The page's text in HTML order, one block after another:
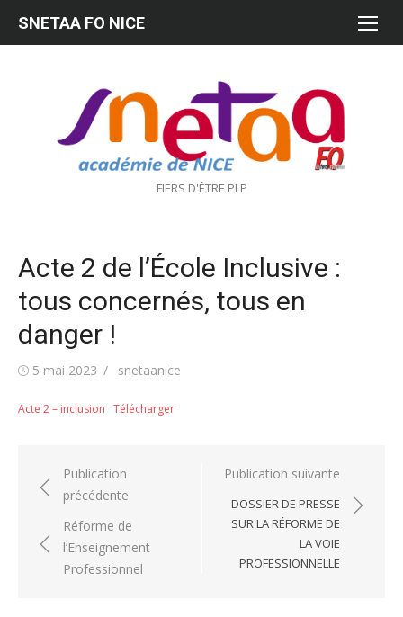
FIERS D'ÊTRE PLP
SNETAA FO NICE
Acte 2 de l’École Inclusive :
tous concernés, tous en
danger !
Publié5 mai 2023 Auteur/autrice
snetaanice
Acte 2 – inclusion Télécharger
Navigation
de
l’article
Publication
précédente
Réforme de
l’Enseignement
Professionnel
Publication suivante
DOSSIER DE PRESSE
SUR LA RÉFORME DE
LA VOIE
PROFESSIONNELLE